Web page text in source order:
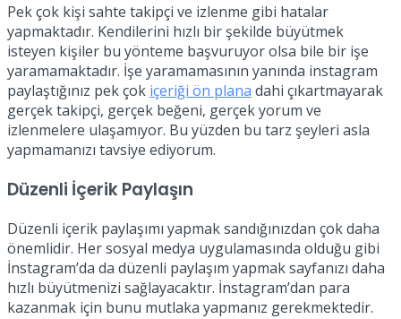
Pek çok kişi sahte takipçi ve izlenme gibi hatalar
yapmaktadır. Kendilerini hızlı bir şekilde büyütmek
isteyen kişiler bu yönteme başvuruyor olsa bile bir işe
yaramamaktadır. İşe yaramamasının yanında instagram
paylaştığınız pek çok içeriği ön plana dahi çıkartmayarak
gerçek takipçi, gerçek beğeni, gerçek yorum ve
izlenmelere ulaşamıyor. Bu yüzden bu tarz şeyleri asla
yapmamanızı tavsiye ediyorum.
Düzenli İçerik Paylaşın
Düzenli içerik paylaşımı yapmak sandığınızdan çok daha
önemlidir. Her sosyal medya uygulamasında olduğu gibi
İnstagram’da da düzenli paylaşım yapmak sayfanızı daha
hızlı büyütmenizi sağlayacaktır. İnstagram’dan para
kazanmak için bunu mutlaka yapmanız gerekmektedir.